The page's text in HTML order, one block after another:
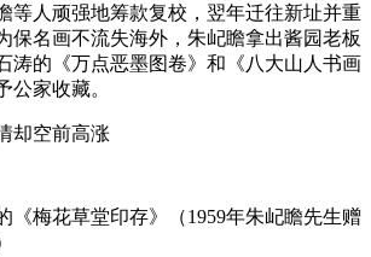
等人顽强地筹款复校，翌年迁往新址并重
保名画不流失海外，朱屺瞻拿出酱园老板
涛的《万点恶墨图卷》和《八大山人书画
公家收藏。
却空前高涨
《梅花草堂印存》（1959年朱屺瞻先生赠